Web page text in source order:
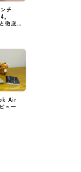
チ
徹底比
Air
ュー